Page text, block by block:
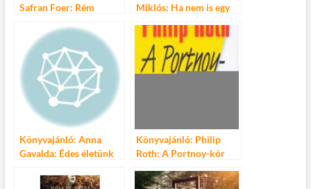
Safran Foer: Rém
Miklós: Ha nem is egy
Könyvajánló: Anna
Gavalda: Édes életünk
Könyvajánló: Philip
Roth: A Portnoy-kór